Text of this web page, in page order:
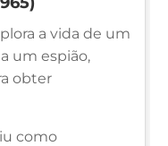
a vida de um
um espião,
obter
como